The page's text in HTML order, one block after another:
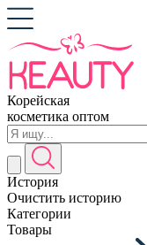
Корейская
косметика оптом
История
Очистить историю
Категории
Товары